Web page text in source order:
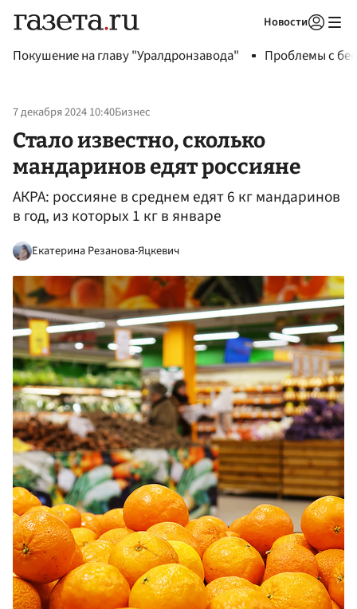
Новости
Покушение на главу "Уралдронзавода" Проблемы с
7 декабря 2024 10:40Бизнес
Стало известно, сколько
мандаринов едят россияне
АКРА: россияне в среднем едят 6 кг мандаринов
в год, из которых 1 кг в январе
Екатерина Резанова-Яцкевич